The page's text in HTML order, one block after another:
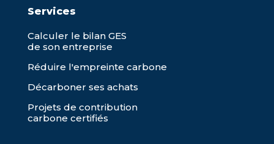
Services
Calculer le bilan GES
de son entreprise
Réduire l'empreinte carbone
Décarboner ses achats
Projets de contribution
carbone certifiés